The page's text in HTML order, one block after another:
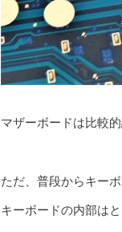
マザーボードは比較
ただ、普段からキー
キーボードの内部は